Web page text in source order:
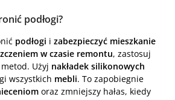
podłogi?
podłogi i zabezpieczyć mieszkanie
w czasie remontu, zastosuj
Użyj nakładek silikonowych
wszystkich mebli. To zapobiegnie
oraz zmniejszy hałas, kiedy